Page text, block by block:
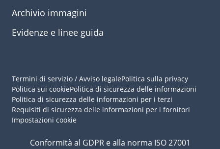
Archivio immagini
Evidenze e linee guida
Termini di servizio / Avviso legalePolitica sulla privacy
Politica sui cookiePolitica di sicurezza delle informazioni
Politica di sicurezza delle informazioni per i terzi
Requisiti di sicurezza delle informazioni per i fornitori
Impostazioni cookie
Conformità al GDPR e alla norma ISO 27001